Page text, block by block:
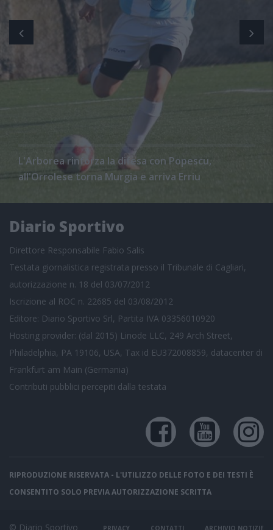
L'Arborea rinforza la difesa con Popescu,
all'Orrolese torna Murgia e arriva Erriu
Diario Sportivo
Direttore Responsabile Fabio Salis
Testata giornalistica registrata presso il Tribunale di Cagliari,
autorizzazione n. 18 del 03/07/2012
Iscrizione al ROC n. 22685 del 03/08/2012
Editore: Diario Sportivo Srl, Partita IVA 03356010920
Hosting provider: (dal 2015) Linode LLC, 249 Arch Street,
Philadelphia, PA 19106, USA, Tax id EU372008859, datacenter di
Frankfurt am Main (Germania)
Contributi pubblici percepiti dalla testata
RIPRODUZIONE RISERVATA - L'UTILIZZO DELLE FOTO E DEI TESTI È
CONSENTITO SOLO PREVIA AUTORIZZAZIONE SCRITTA
© Diario Sportivo PRIVACY CONTATTI ARCHIVIO NOTIZIE